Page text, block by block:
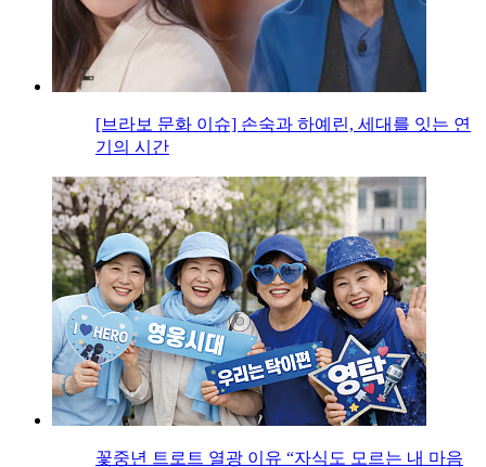
[브라보 문화 이슈] 손숙과 하예린, 세대를 잇는 연
기의 시간
꽃중년 트로트 열광 이유 “자식도 모르는 내 마음